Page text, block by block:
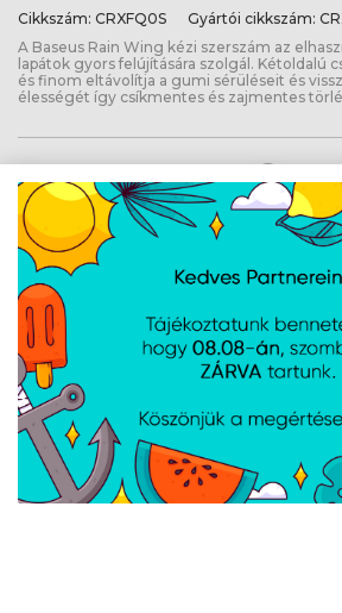
Cikkszám: CRXFQ0S Gyártói cikkszám:
A Baseus Rain Wing kézi szerszám az
lapátok gyors felújítására szolgál. Kétoldalú
és finom eltávolítja a gumi sérüléseit és
élességét így csíkmentes és zajmentes
Baseus Rain Wing autós
javító, szürke
Cikkszám:CRXFQ0A Gyártói cikkszám:
A Baseus Rain Wing kézi szerszám
felújítja az elkopott ablaktörlőket, eltávolítva
visszaállítva az éles törlőélt. Kétoldalú